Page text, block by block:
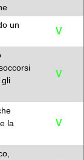
un
V
gli
V
la
V